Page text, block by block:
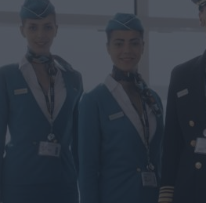
FRIGO Y UNIQLO LANZAN UNA COLECCIÓN
LA IA ESTÁ SUBIENDO EL LISTÓN DE LA CREATIVIDAD
BEON WORLDWIDE LANZA RAÍZ URBANA PARA
FABRA COMUNICACIÓN INCORPORA A CASONÁ Y
LOPESAN HOTELS & RESORTS ACERCA EL PARAÍSO
LUIS ARQUILLOS (BURGO DE ARIAS): “LA
‘EL PARAÍSO MÁS CERCA’, DE 22GRADOS PARA